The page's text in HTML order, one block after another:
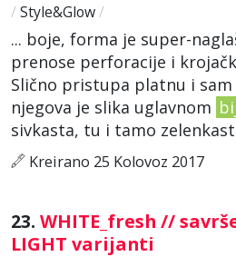
/ Style&Glow/
... boje, forma je super-
prenose perforacije i
Slično pristupa platnu i
njegova je slika uglavnom
sivkasta, tu i tamo
Kreirano 25 Kolovoz 2017
23. WHITE_fresh //
LIGHT varijanti